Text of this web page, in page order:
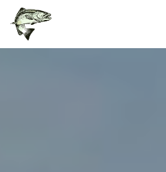
Panneau de gestion des cookies